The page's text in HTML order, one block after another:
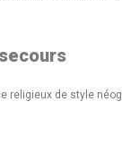
religieux de style